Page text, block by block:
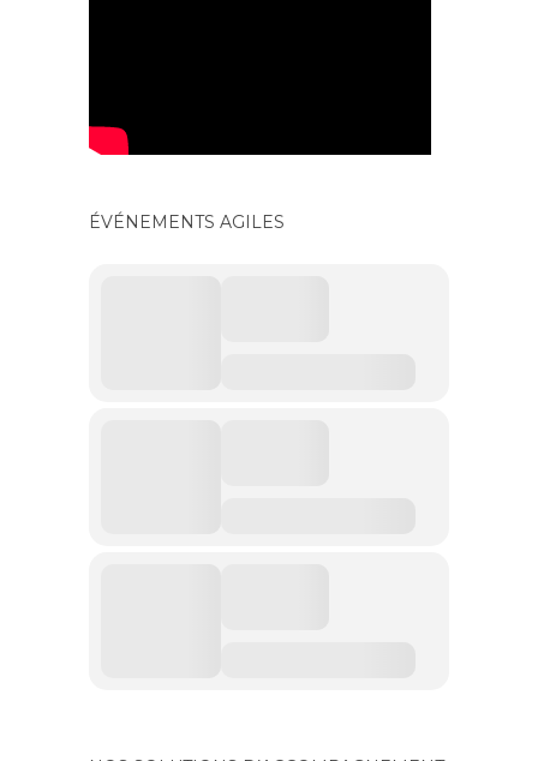
ÉVÉNEMENTS AGILES